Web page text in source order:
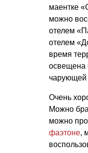
маентке
можно
отелем
отелем
время
освещена
чарующей
Очень
Можно
можно
фаэтоне,